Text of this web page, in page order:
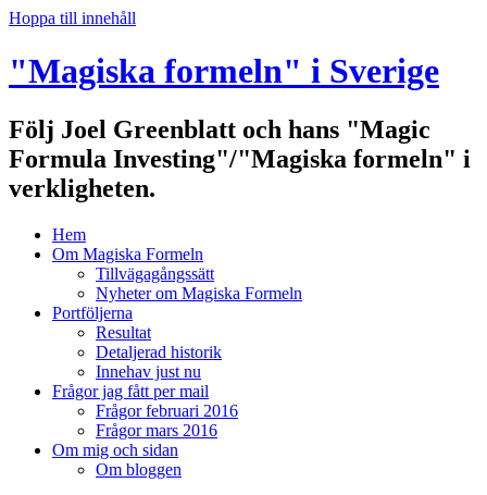
Hoppa till innehåll
"Magiska formeln" i Sverige
Följ Joel Greenblatt och hans "Magic
Formula Investing"/"Magiska formeln" i
verkligheten.
Hem
Om Magiska Formeln
Tillvägagångssätt
Nyheter om Magiska Formeln
Portföljerna
Resultat
Detaljerad historik
Innehav just nu
Frågor jag fått per mail
Frågor februari 2016
Frågor mars 2016
Om mig och sidan
Om bloggen